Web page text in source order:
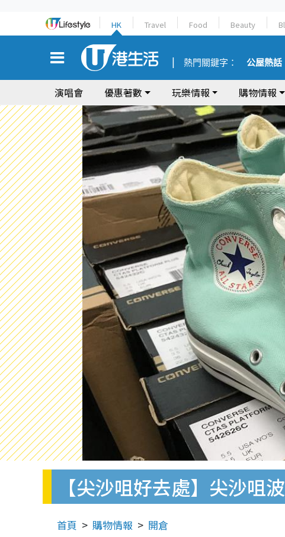
HK Travel Food Beauty
熱門關鍵字： 公屋熱話
演唱會 優惠著數 玩樂情報 購物情報
【尖沙咀好去處】尖沙
首頁 購物情報 開倉